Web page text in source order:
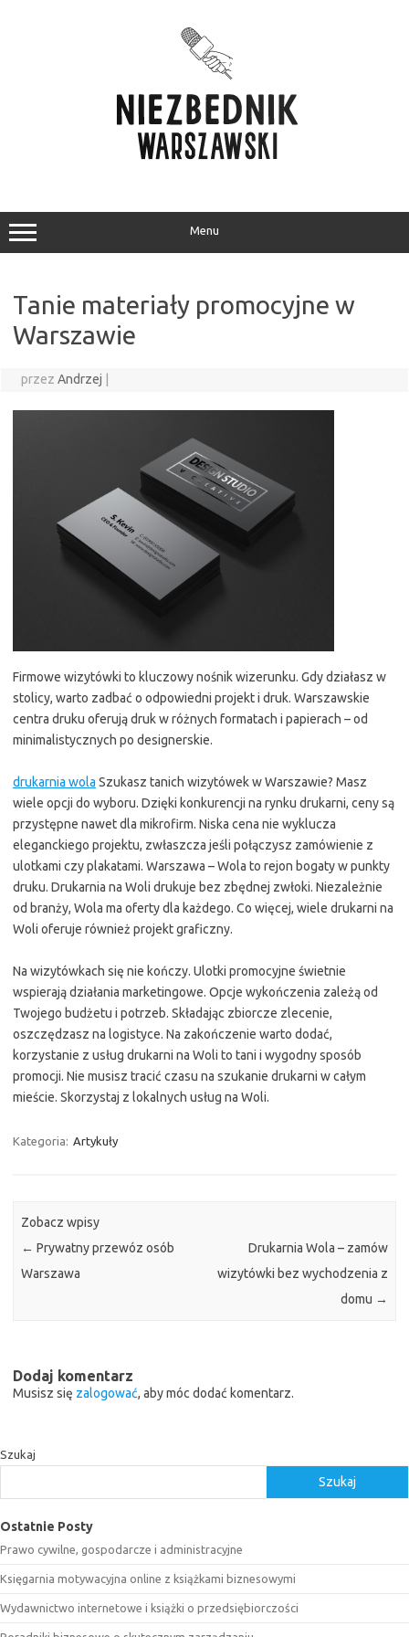
Menu
Tanie materiały promocyjne w
Warszawie
przez Andrzej
Firmowe wizytówki to kluczowy nośnik wizerunku. Gdy działasz w
stolicy, warto zadbać o odpowiedni projekt i druk. Warszawskie
centra druku oferują druk w różnych formatach i papierach – od
minimalistycznych po designerskie.
drukarnia wola Szukasz tanich wizytówek w Warszawie? Masz
wiele opcji do wyboru. Dzięki konkurencji na rynku drukarni, ceny są
przystępne nawet dla mikrofirm. Niska cena nie wyklucza
eleganckiego projektu, zwłaszcza jeśli połączysz zamówienie z
ulotkami czy plakatami. Warszawa – Wola to rejon bogaty w punkty
druku. Drukarnia na Woli drukuje bez zbędnej zwłoki. Niezależnie
od branży, Wola ma oferty dla każdego. Co więcej, wiele drukarni na
Woli oferuje również projekt graficzny.
Na wizytówkach się nie kończy. Ulotki promocyjne świetnie
wspierają działania marketingowe. Opcje wykończenia zależą od
Twojego budżetu i potrzeb. Składając zbiorcze zlecenie,
oszczędzasz na logistyce. Na zakończenie warto dodać,
korzystanie z usług drukarni na Woli to tani i wygodny sposób
promocji. Nie musisz tracić czasu na szukanie drukarni w całym
mieście. Skorzystaj z lokalnych usług na Woli.
Kategoria: Artykuły
Zobacz wpisy
← Prywatny przewóz osób
Warszawa
Drukarnia Wola – zamów
wizytówki bez wychodzenia z
domu →
Dodaj komentarz
Musisz się zalogować, aby móc dodać komentarz.
Szukaj
Szukaj
Ostatnie Posty
Prawo cywilne, gospodarcze i administracyjne
Księgarnia motywacyjna online z książkami biznesowymi
Wydawnictwo internetowe i książki o przedsiębiorczości